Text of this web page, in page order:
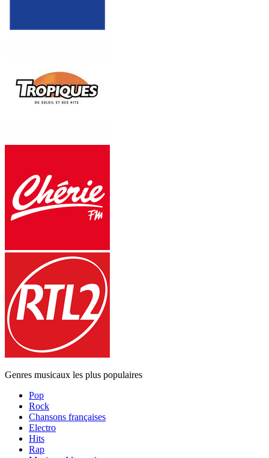
Genres musicaux les plus populaires
Pop
Rock
Chansons françaises
Electro
Hits
Rap